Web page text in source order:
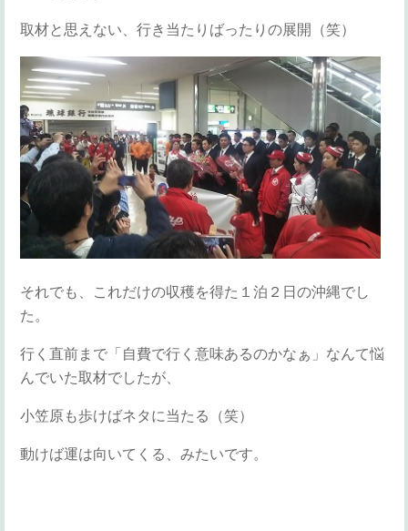
取材と思えない、行き当たりばったりの展開（笑）
それでも、これだけの収穫を得た１泊２日の沖縄でし
た。
行く直前まで「自費で行く意味あるのかなぁ」なんて悩
んでいた取材でしたが、
小笠原も歩けばネタに当たる（笑）
動けば運は向いてくる、みたいです。